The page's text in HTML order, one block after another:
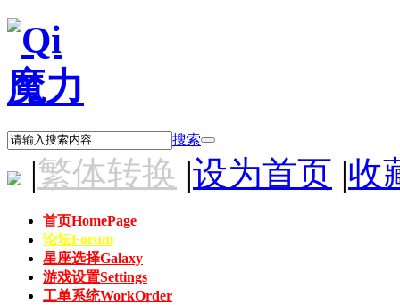
搜索
|繁体转换 |设为首页 |收
首页HomePage
论坛Forum
星座选择Galaxy
游戏设置Settings
工单系统WorkOrder